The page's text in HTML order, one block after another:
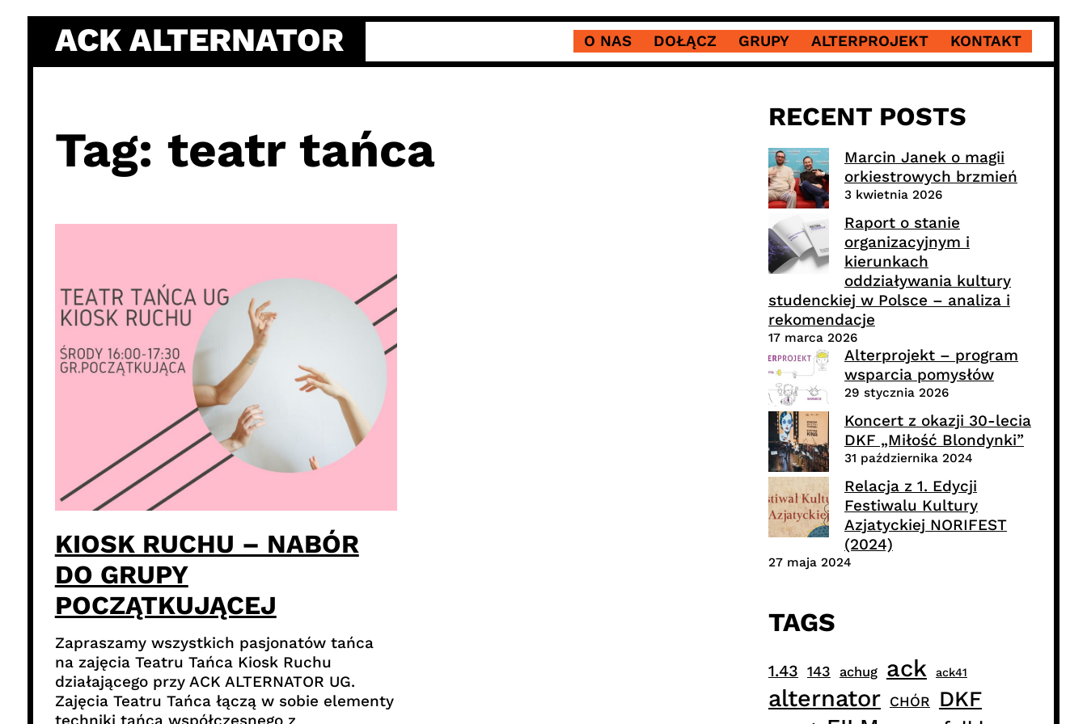
content
ACK ALTERNATOR O NAS DOŁĄCZ GRUPY ALTERPROJEKT KONTAKT
Tag: teatr tańca
KIOSK RUCHU – NABÓR
DO GRUPY
POCZĄTKUJĄCEJ
Zapraszamy wszystkich pasjonatów tańca
na zajęcia Teatru Tańca Kiosk Ruchu
działającego przy ACK ALTERNATOR UG.
Zajęcia Teatru Tańca łączą w sobie elementy
techniki tańca współczesnego z
RECENT POSTS
Marcin Janek o magii
orkiestrowych brzmień
3 kwietnia 2026
Raport o stanie
organizacyjnym i
kierunkach
oddziaływania kultury
studenckiej w Polsce – analiza i
rekomendacje
17 marca 2026
Alterprojekt – program
wsparcia pomysłów
29 stycznia 2026
Koncert z okazji 30-lecia
DKF „Miłość Blondynki”
31 października 2024
Relacja z 1. Edycji
Festiwalu Kultury
Azjatyckiej NORIFEST
(2024)
27 maja 2024
TAGS
1.43 143 achug ack ack41
alternator CHÓR DKF